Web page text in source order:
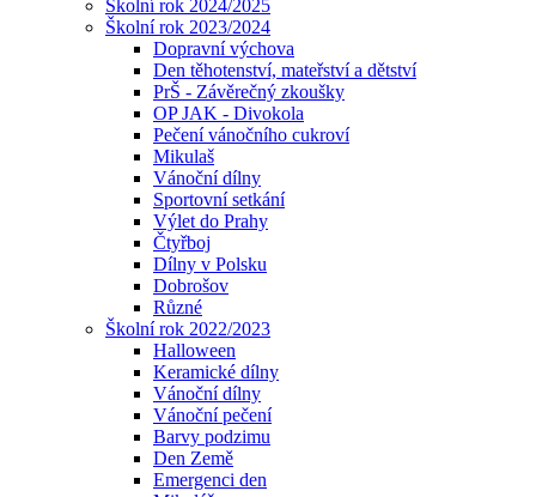
Školní rok 2024/2025
Školní rok 2023/2024
Dopravní výchova
Den těhotenství, mateřství a dětství
PrŠ - Závěrečný zkoušky
OP JAK - Divokola
Pečení vánočního cukroví
Mikulaš
Vánoční dílny
Sportovní setkání
Výlet do Prahy
Čtyřboj
Dílny v Polsku
Dobrošov
Různé
Školní rok 2022/2023
Halloween
Keramické dílny
Vánoční dílny
Vánoční pečení
Barvy podzimu
Den Země
Emergenci den